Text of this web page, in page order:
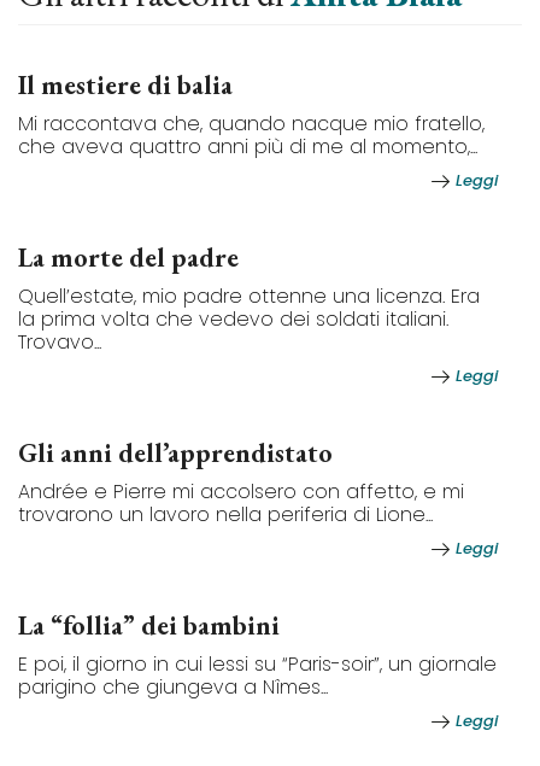
Il mestiere di balia
Mi raccontava che, quando nacque mio fratello,
che aveva quattro anni più di me al momento,...
Leggi
La morte del padre
Quell’estate, mio padre ottenne una licenza. Era
la prima volta che vedevo dei soldati italiani.
Trovavo...
Leggi
Gli anni dell’apprendistato
Andrée e Pierre mi accolsero con affetto, e mi
trovarono un lavoro nella periferia di Lione...
Leggi
La “follia” dei bambini
E poi, il giorno in cui lessi su “Paris-soir”, un giornale
parigino che giungeva a Nîmes...
Leggi